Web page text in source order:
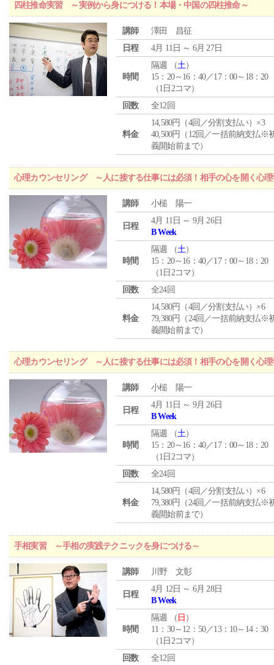
四柱推命実習 ～実例から身につける！本場・中国の四柱推命～
講師
澤田 昌征
日程
4月 11日 ～ 6月 27日
時間
隔週 （土）
15：20～16：40／17：00～18：20
（1日2コマ）
回数
全12回
料金
14,580円（4回／分割支払い）×3
40,500円（12回／一括前納支払※
義開始前まで）
心理カウンセリング ～人に接する仕事には必須！相手の心を開く心理
講師 小槌 陽一
日程
4月 11日 ～ 9月 26日
B Week
時間
隔週 （土）
15：20～16：40／17：00～18：20
（1日2コマ）
回数
全24回
料金
14,580円（4回／分割支払い）×6
79,380円（24回／一括前納支払※
義開始前まで）
心理カウンセリング ～人に接する仕事には必須！相手の心を開く心理
講師 小槌 陽一
日程
4月 11日 ～ 9月 26日
B Week
時間
隔週 （土）
15：20～16：40／17：00～18：20
（1日2コマ）
回数
全24回
料金
14,580円（4回／分割支払い）×6
79,380円（24回／一括前納支払※
義開始前まで）
手相実習 ～手相の実践テクニックを身につける～
講師 川野 文彰
日程
4月 12日 ～ 6月 28日
B Week
時間
隔週 （ 日 ）
11：30～12：50／13：10～14：30
（1日2コマ）
回数
全12回